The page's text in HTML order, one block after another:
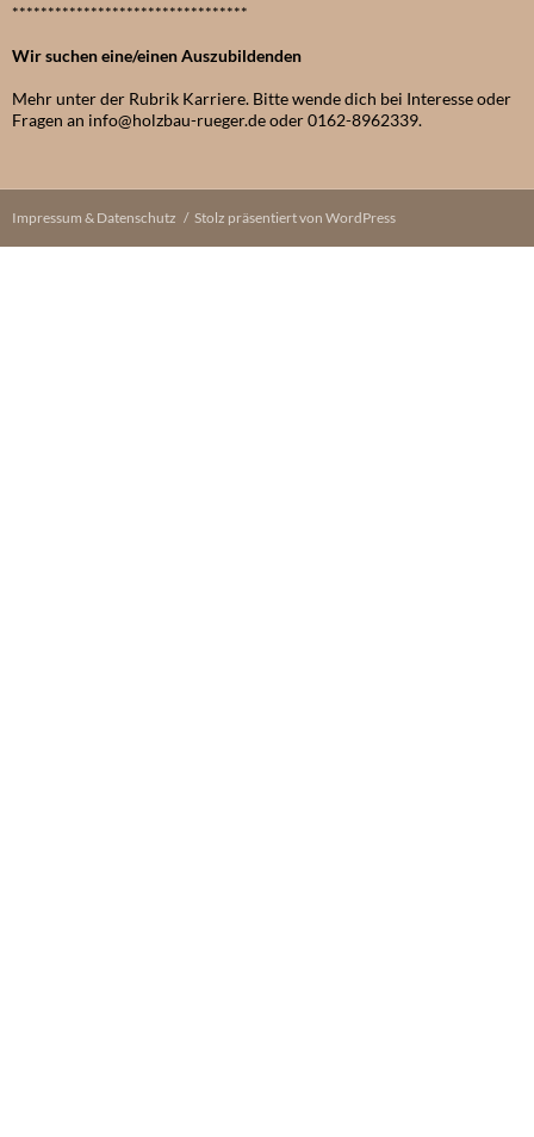
*********************************
Wir suchen eine/einen Auszubildenden
Mehr unter der Rubrik Karriere. Bitte wende dich bei Interesse oder
Fragen an info@holzbau-rueger.de oder 0162-8962339.
Impressum & Datenschutz Stolz präsentiert von WordPress